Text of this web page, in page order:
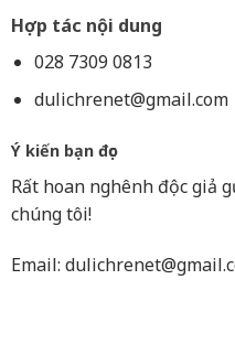
Hợp tác nội dung
028 7309 0813
dulichrenet@gmail.com
Ý kiến bạn đọc
Rất hoan nghênh độc giả
chúng tôi!
Email: